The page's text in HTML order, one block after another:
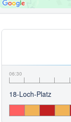
06:30
18-Loch-Platz